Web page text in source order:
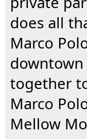
does all
Marco
together
Marco
Mellow